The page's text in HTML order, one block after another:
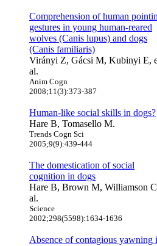
Comprehension of human
gestures in young human-reared
wolves (Canis lupus) and dogs
(Canis familiaris)
Virányi Z, Gácsi M, Kubinyi E,
al.
Anim Cogn
2008;11(3):373-387
Human-like social skills in dogs?
Hare B, Tomasello M.
Trends Cogn Sci
2005;9(9):439-444
The domestication of social
cognition in dogs
Hare B, Brown M, Williamson
al.
Science
2002;298(5598):1634-1636
Absence of contagious yawning